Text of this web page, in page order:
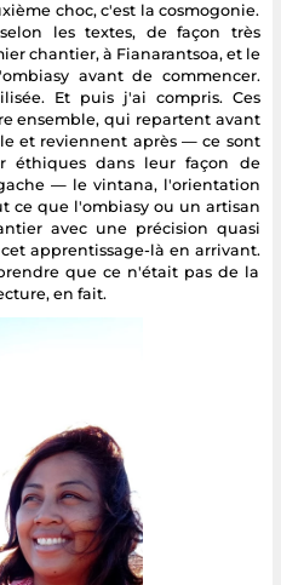
choc, c'est la cosmogonie.
les textes, de façon très
chantier, à Fianarantsoa, et le
avant de commencer.
Et puis j'ai compris. Ces
ensemble, qui repartent avant
et reviennent après — ce sont
éthiques dans leur façon de
— le vintana, l'orientation
ce que l'ombiasy ou un artisan
avec une précision quasi
apprentissage-là en arrivant.
que ce n'était pas de la
en fait.